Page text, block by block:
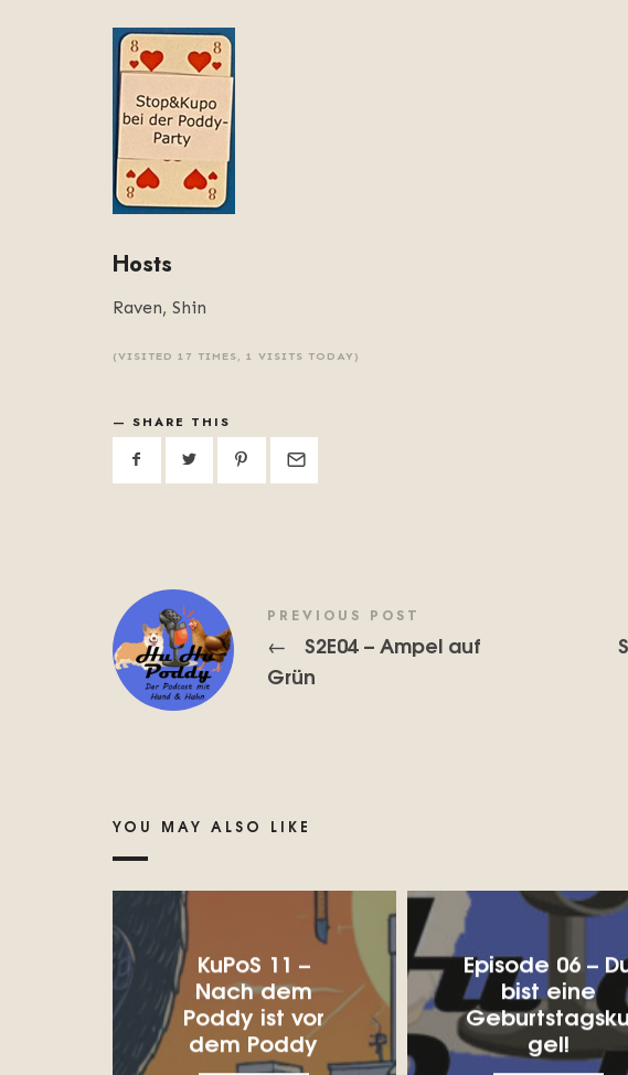
Hosts
Raven, Shin
(VISITED 17 TIMES, 1 VISITS TODAY)
SHARE THIS
PREVIOUS POST
←
S2E04 – Ampel auf
Grün
YOU MAY ALSO LIKE
KuPoS 11 –
Nach dem
Poddy ist vor
dem Poddy
Episode 06 –
bist eine
gel!